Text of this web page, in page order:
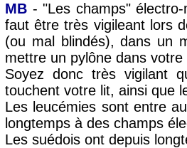
MB - "Les champs"
faut être très vigileant lors
(ou mal blindés), dans un
mettre un pylône dans votre
Soyez donc très vigilant
touchent votre lit, ainsi que
Les leucémies sont entre
longtemps à des champs
Les suédois ont depuis